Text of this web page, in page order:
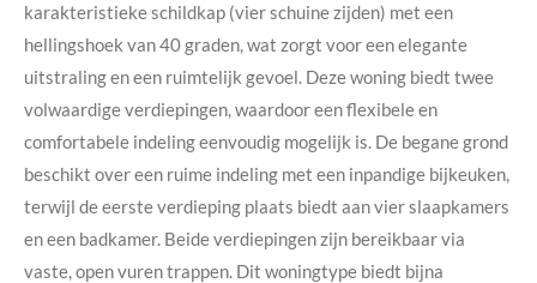
karakteristieke schildkap (vier schuine zijden) met een
hellingshoek van 40 graden, wat zorgt voor een elegante
uitstraling en een ruimtelijk gevoel. Deze woning biedt twee
volwaardige verdiepingen, waardoor een flexibele en
comfortabele indeling eenvoudig mogelijk is. De begane grond
beschikt over een ruime indeling met een inpandige bijkeuken,
terwijl de eerste verdieping plaats biedt aan vier slaapkamers
en een badkamer. Beide verdiepingen zijn bereikbaar via
vaste, open vuren trappen. Dit woningtype biedt bijna